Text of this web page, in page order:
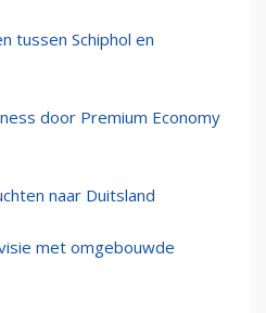
tussen Schiphol en
door Premium Economy
naar Duitsland
met omgebouwde